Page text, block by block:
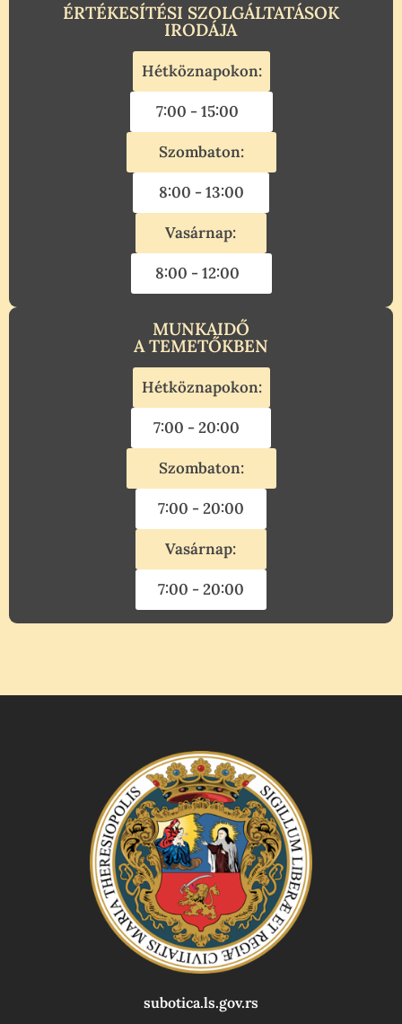
ÉRTÉKESÍTÉSI SZOLGÁLTATÁSOK
IRODÁJA
Hétköznapokon:
7:00 - 15:00
Szombaton:
8:00 - 13:00
Vasárnap:
8:00 - 12:00
MUNKAIDŐ
A TEMETŐKBEN
Hétköznapokon:
7:00 - 20:00
Szombaton:
7:00 - 20:00
Vasárnap:
7:00 - 20:00
subotica.ls.gov.rs